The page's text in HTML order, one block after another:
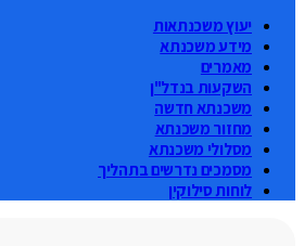
יעוץ משכנתאות
מידע משכנתא
מאמרים
השקעות בנדל"ן
משכנתא חדשה
מחזור משכנתא
מסלולי משכנתא
מסמכים נדרשים בתהליך
לוחות סילוקין